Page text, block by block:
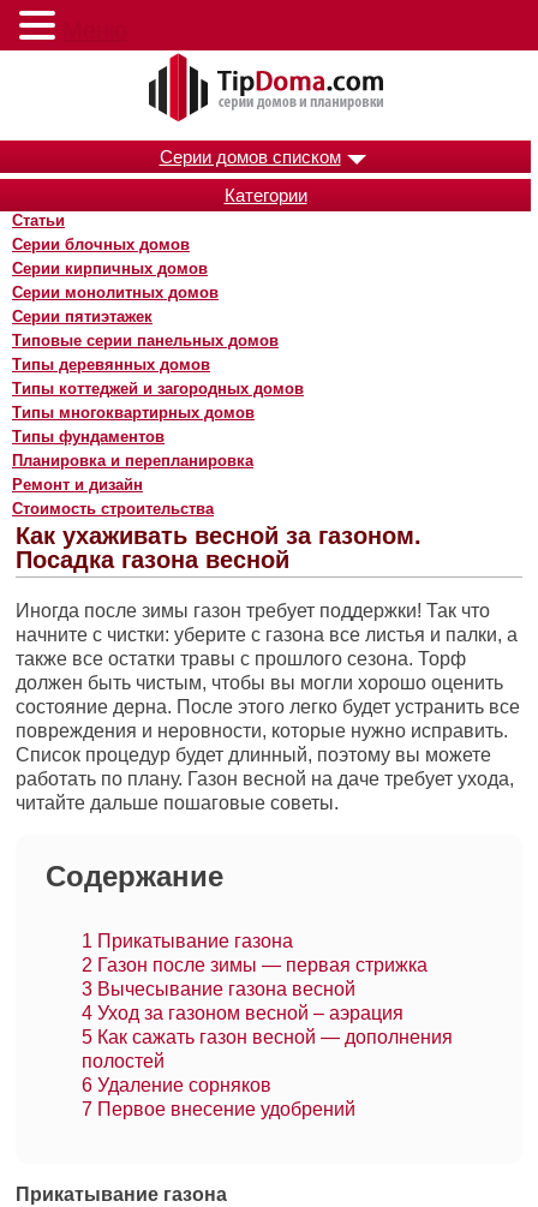
Серии домов списком
Категории
Статьи
Серии блочных домов
Серии кирпичных домов
Серии монолитных домов
Серии пятиэтажек
Типовые серии панельных домов
Типы деревянных домов
Типы коттеджей и загородных домов
Типы многоквартирных домов
Типы фундаментов
Планировка и перепланировка
Ремонт и дизайн
Стоимость строительства
Как ухаживать весной за газоном.
Посадка газона весной
Иногда после зимы газон требует поддержки! Так что
начните с чистки: уберите с газона все листья и палки, а
также все остатки травы с прошлого сезона. Торф
должен быть чистым, чтобы вы могли хорошо оценить
состояние дерна. После этого легко будет устранить все
повреждения и неровности, которые нужно исправить.
Список процедур будет длинный, поэтому вы можете
работать по плану. Газон весной на даче требует ухода,
читайте дальше пошаговые советы.
Содержание
1 Прикатывание газона
2 Газон после зимы — первая стрижка
3 Вычесывание газона весной
4 Уход за газоном весной – аэрация
5 Как сажать газон весной — дополнения
полостей
6 Удаление сорняков
7 Первое внесение удобрений
Прикатывание газона